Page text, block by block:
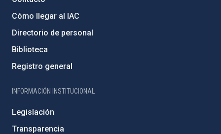
Cómo llegar al IAC
Directorio de personal
Biblioteca
Registro general
INFORMACIÓN INSTITUCIONAL
Legislación
Transparencia